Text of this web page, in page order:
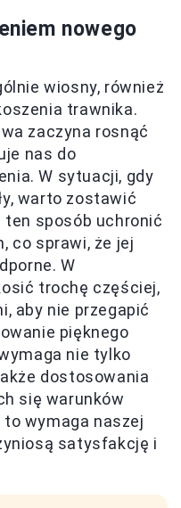
nowego
wiosny, również
trawnika.
zaczyna rosnąć
nas do
W sytuacji, gdy
warto zostawić
ten sposób uchronić
co sprawi, że jej
W
trochę częściej,
aby nie przegapić
pięknego
nie tylko
dostosowania
się warunków
wymaga naszej
satysfakcję i